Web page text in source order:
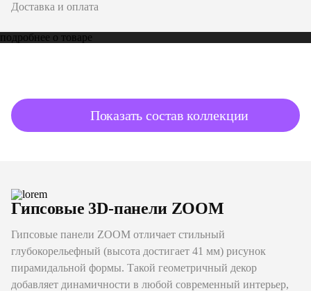
Доставка и оплата
подробнее о товаре
Показать состав коллекции
Гипсовые 3D-панели ZOOM
Гипсовые панели ZOOM отличает стильный
глубокорельефный (высота достигает 41 мм) рисунок
пирамидальной формы. Такой геометричный декор
добавляет динамичности в любой современный интерьер,